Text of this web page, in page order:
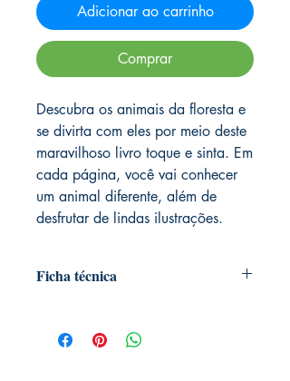
Adicionar ao carrinho
Comprar
Descubra os animais da floresta e
se divirta com eles por meio deste
maravilhoso livro toque e sinta. Em
cada página, você vai conhecer
um animal diferente, além de
desfrutar de lindas ilustrações.
Ficha técnica
ISBN:
978-85-8102-180-5
Formato:
23,5 x 19,5 cm